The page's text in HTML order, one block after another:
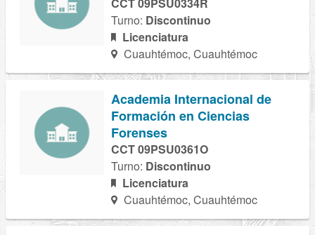
CCT 09PSU0334R
Turno: Discontinuo
Licenciatura
Cuauhtémoc, Cuauhtémoc
Academia Internacional de
Formación en Ciencias
Forenses
CCT 09PSU0361O
Turno: Discontinuo
Licenciatura
Cuauhtémoc, Cuauhtémoc